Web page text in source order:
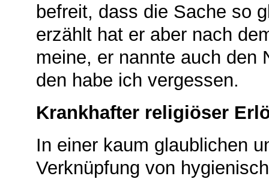
befreit, dass die Sache so
erzählt hat er aber nach
meine, er nannte auch den
den habe ich vergessen.
Krankhafter religiöser
In einer kaum glaublichen
Verknüpfung von